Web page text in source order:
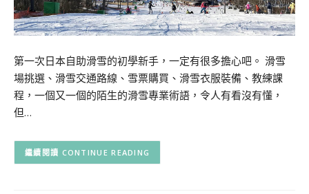
第一次日本自助滑雪的初學新手，一定有很多擔心吧。 滑雪
場挑選、滑雪交通路線、雪票購買、滑雪衣服裝備、教練課
程，一個又一個的陌生的滑雪專業術語，令人有看沒有懂，
但…
CONTINUE READING